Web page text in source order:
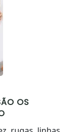
OS